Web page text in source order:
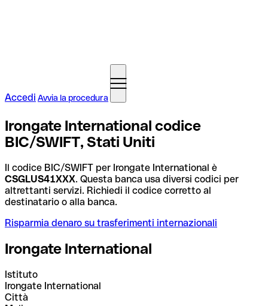
Accedi Avvia la procedura
Irongate International codice
BIC/SWIFT, Stati Uniti
Il codice BIC/SWIFT per Irongate International è
CSGLUS41XXX. Questa banca usa diversi codici per
altrettanti servizi. Richiedi il codice corretto al
destinatario o alla banca.
Risparmia denaro su trasferimenti internazionali
Irongate International
Istituto
Irongate International
Città